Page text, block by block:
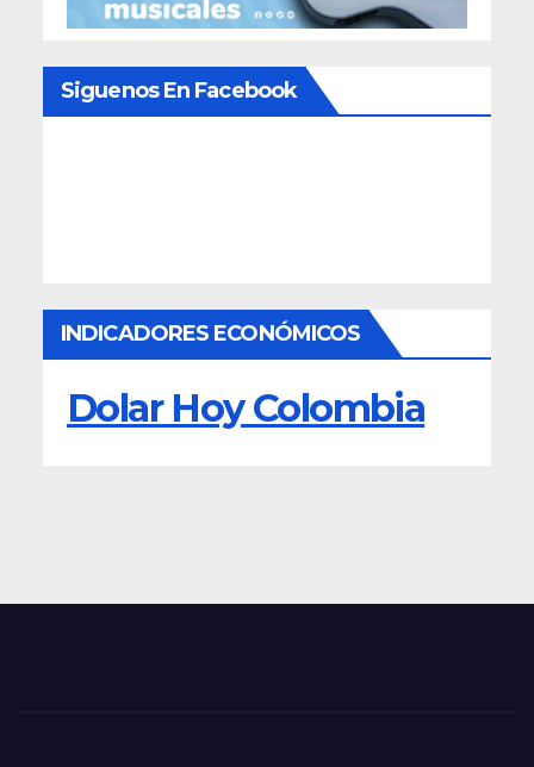
Siguenos En Facebook
INDICADORES ECONÓMICOS
Dolar Hoy Colombia